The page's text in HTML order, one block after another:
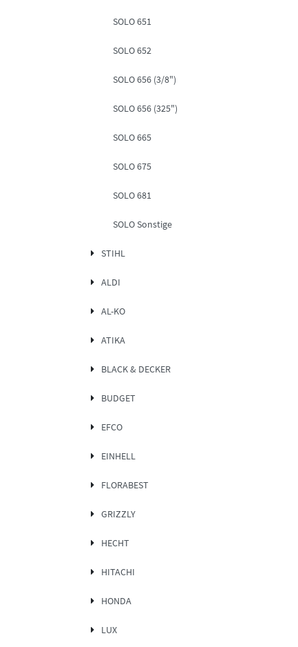
SOLO 651
SOLO 652
SOLO 656 (3/8")
SOLO 656 (325")
SOLO 665
SOLO 675
SOLO 681
SOLO Sonstige
STIHL
ALDI
AL-KO
ATIKA
BLACK & DECKER
BUDGET
EFCO
EINHELL
FLORABEST
GRIZZLY
HECHT
HITACHI
HONDA
LUX